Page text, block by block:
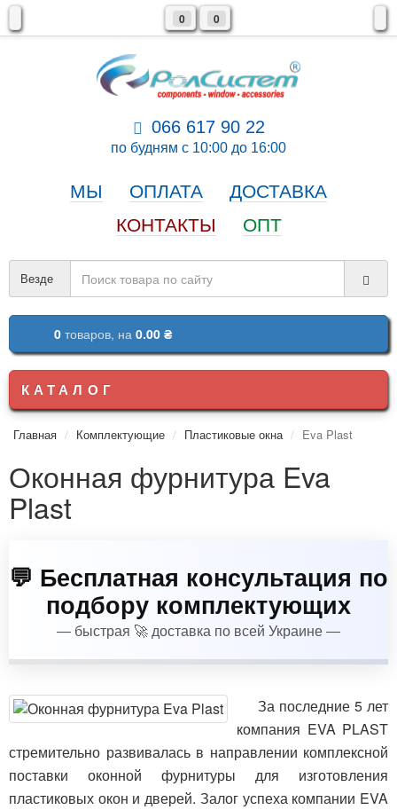
0 0
066 617 90 22
по будням с 10:00 до 16:00
МЫ ОПЛАТА
ДОСТАВКА
КОНТАКТЫ
ОПТ
Везде
0 товаров, на 0.00 ₴
КАТАЛОГ
Главная Комплектующие Пластиковые окна Eva Plast
Оконная фурнитура Eva
Plast
💬 Бесплатная консультация по
подбору комплектующих
— быстрая 🚀 доставка по всей Украине —
За последние 5 лет
компания EVA PLAST
стремительно развивалась в направлении комплексной
поставки оконной фурнитуры для изготовления
пластиковых окон и дверей. Залог успеха компании EVA